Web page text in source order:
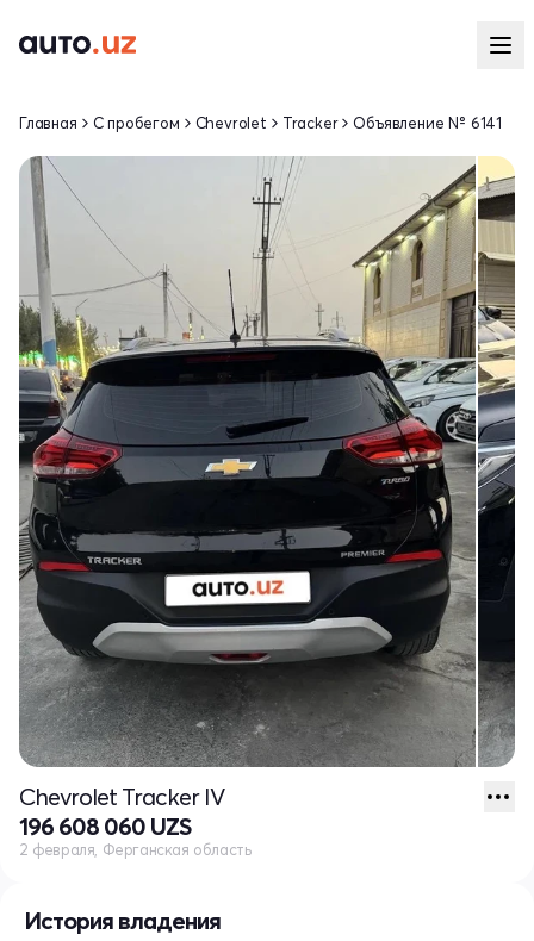
История владения
Главная С пробегом Chevrolet Tracker Объявление № 6141
Chevrolet Tracker IV
196 608 060 UZS
2 февраля, Ферганская область